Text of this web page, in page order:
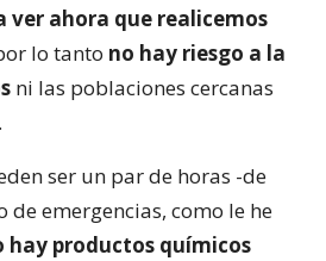
ver ahora que realicemos
lo tanto no hay riesgo a la
ni las poblaciones cercanas
ser un par de horas -de
de emergencias, como le he
hay productos químicos